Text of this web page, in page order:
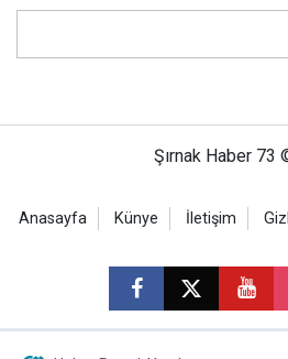
Şırnak Haber 73
Anasayfa Künye İletişim